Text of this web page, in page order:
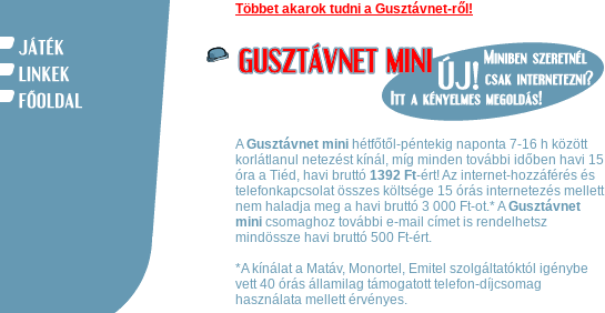
Többet akarok tudni a Gusztávnet-ről!
AGusztávnet mini hétfőtől-péntekig naponta 7-16 h között
korlátlanul netezést kínál, míg minden további időben havi 15
óra a Tiéd, havi bruttó 1392 Ft-ért! Az internet-hozzáférés és
telefonkapcsolat összes költsége 15 órás internetezés mellett
nem haladja meg a havi bruttó 3 000 Ft-ot.* AGusztávnet
mini csomaghoz további e-mail címet is rendelhetsz
mindössze havi bruttó 500 Ft-ért.
*A kínálat a Matáv, Monortel, Emitel szolgáltatóktól igénybe
vett 40 órás államilag támogatott telefon-díjcsomag
használata mellett érvényes.